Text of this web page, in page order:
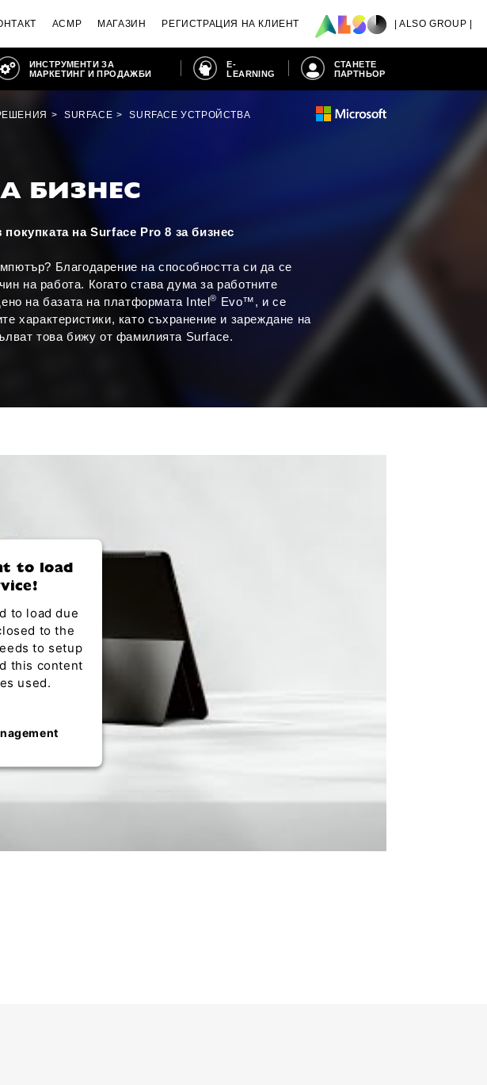
| ALSO GROUP |
ACMP МАГАЗИН РЕГИСТРАЦИЯ НА КЛИЕНТ
ИНСТРУМЕНТИ ЗА
МАРКЕТИНГ И ПРОДАЖБИ
E-
LEARNING
СТАНЕТЕ
ПАРТНЬОР
SURFACE
SURFACE УСТРОЙСТВА
БИЗНЕС
на Surface Pro 8 за бизнес
Благодарение на способността си да се
на работа. Когато става дума за работните
на базата на платформата Intel® Evo™, и се
характеристики, като съхранение и зареждане на
това бижу от фамилията Surface.
to load
to load due
to the
to setup
this content
used.